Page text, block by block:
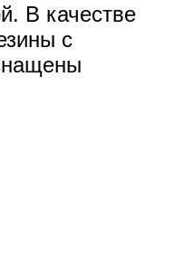
В качестве
с